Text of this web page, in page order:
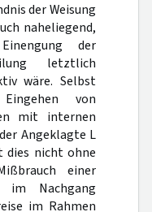
der Weisung
naheliegend,
der
letztlich
wäre. Selbst
von
mit internen
Angeklagte L
dies nicht ohne
einer
Nachgang
im Rahmen